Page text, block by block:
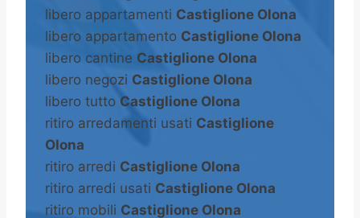
libero appartamenti Castiglione Olona
libero appartamento Castiglione Olona
libero cantine Castiglione Olona
libero negozi Castiglione Olona
libero tutto Castiglione Olona
ritiro arredamenti usati Castiglione
Olona
ritiro arredi Castiglione Olona
ritiro arredi usati Castiglione Olona
ritiro mobili Castiglione Olona